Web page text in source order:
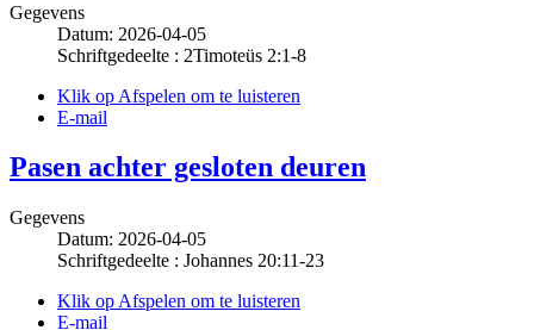
Gegevens
Datum: 2026-04-05
Schriftgedeelte : 2Timoteüs 2:1-8
Klik op Afspelen om te luisteren
E-mail
Pasen achter gesloten deuren
Gegevens
Datum: 2026-04-05
Schriftgedeelte : Johannes 20:11-23
Klik op Afspelen om te luisteren
E-mail